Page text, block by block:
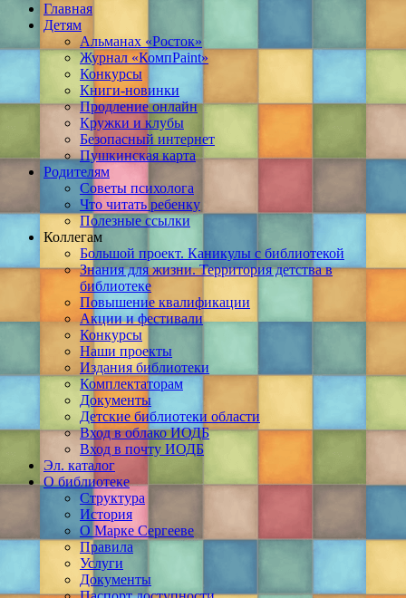
Главная
Детям
Альманах «Росток»
Журнал «КомпPaint»
Конкурсы
Книги-новинки
Продление онлайн
Кружки и клубы
Безопасный интернет
Пушкинская карта
Родителям
Советы психолога
Что читать ребенку
Полезные ссылки
Коллегам
Большой проект. Каникулы с библиотекой
Знания для жизни. Территория детства в
библиотеке
Повышение квалификации
Акции и фестивали
Конкурсы
Наши проекты
Издания библиотеки
Комплектаторам
Документы
Детские библиотеки области
Вход в облако ИОДБ
Вход в почту ИОДБ
Эл. каталог
О библиотеке
Структура
История
О Марке Сергееве
Правила
Услуги
Документы